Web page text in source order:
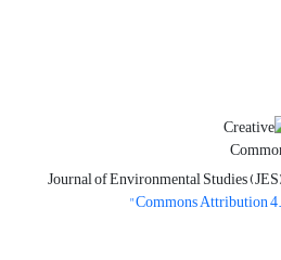
Journal of Environmental Studies
Commons Attribution